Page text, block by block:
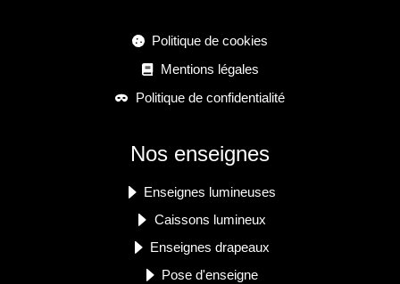
Politique de cookies
Mentions légales
Politique de confidentialité
Nos enseignes
Enseignes lumineuses
Caissons lumineux
Enseignes drapeaux
Pose d'enseigne